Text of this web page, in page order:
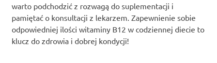
warto podchodzić z rozwagą do suplementacji i
pamiętać o konsultacji z lekarzem. Zapewnienie sobie
odpowiedniej ilości witaminy B12 w codziennej diecie to
klucz do zdrowia i dobrej kondycji!